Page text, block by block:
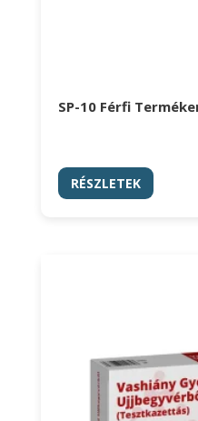
SP-10 Férfi
RÉSZLETEK